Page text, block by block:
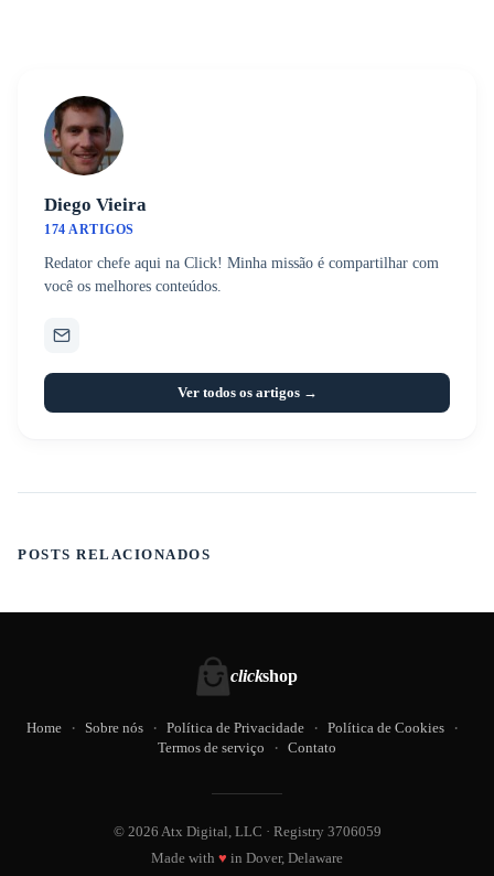
Diego Vieira
174 ARTIGOS
Redator chefe aqui na Click! Minha missão é compartilhar com
você os melhores conteúdos.
Ver todos os artigos →
POSTS RELACIONADOS
clickshop
Home Sobre nós Política de Privacidade
Política de Cookies
Termos de serviço
Contato
© 2026 Atx Digital, LLC · Registry 3706059
Made with ♥ in Dover, Delaware